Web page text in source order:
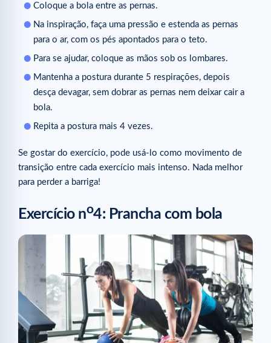
Coloque a bola entre as pernas.
Na inspiração, faça uma pressão e estenda as pernas
para o ar, com os pés apontados para o teto.
Para se ajudar, coloque as mãos sob os lombares.
Mantenha a postura durante 5 respirações, depois
desça devagar, sem dobrar as pernas nem deixar cair a
bola.
Repita a postura mais 4 vezes.
Se gostar do exercício, pode usá-lo como movimento de
transição entre cada exercício mais intenso. Nada melhor
para perder a barriga!
Exercício no4: Prancha com bola